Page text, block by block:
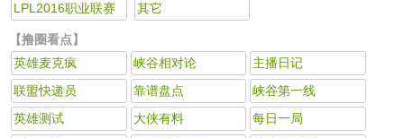
LPL2016职业联赛 其它
【撸圈看点】
英雄麦克疯
峡谷相对论
主播日记
联盟快递员
靠谱盘点
峡谷第一线
英雄测试
大侠有料
每日一局